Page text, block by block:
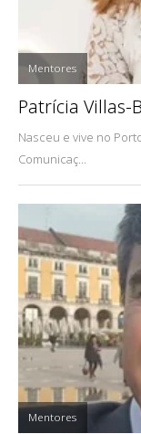
Mentores
Patrícia Villas-
Nasceu e vive no
Comunicaç...
Mentores